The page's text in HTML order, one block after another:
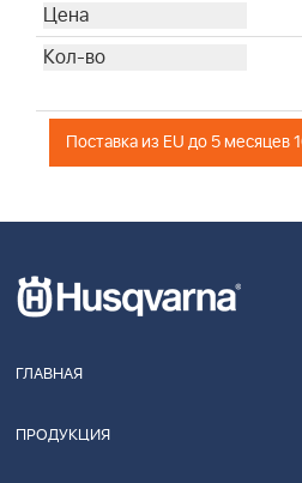
Поставка из EU до 5 месяцев
ГЛАВНАЯ
ПРОДУКЦИЯ